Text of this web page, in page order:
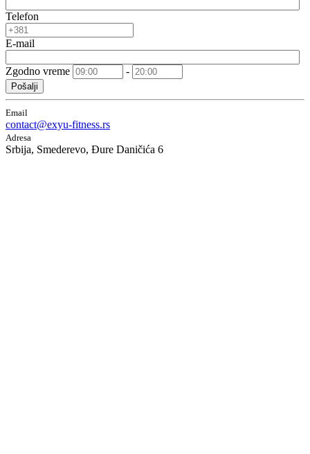
Telefon
E-mail
Zgodno vreme -
Pošalji
Email
contact@exyu-fitness.rs
Adresa
Srbija, Smederevo, Đure Daničića 6